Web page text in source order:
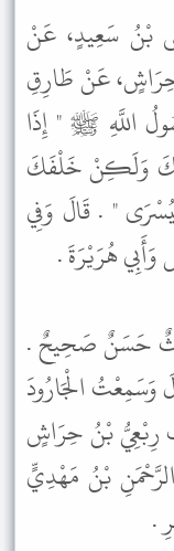
بْنُ سَعِيدٍ، عَنْ
عَنْ طَارِقِ
اللَّهِ ﷺ " إِذَا
وَلَكِنْ خَلْفَكَ
" . قَالَ وَفِي
هُرَيْرَةَ .
حَسَنٌ صَحِيحٌ .
وَسَمِعْتُ الْجَارُودَ
رِبْعِيُّ بْنُ حِرَاشٍ
بْنُ مَهْدِيٍّ
.